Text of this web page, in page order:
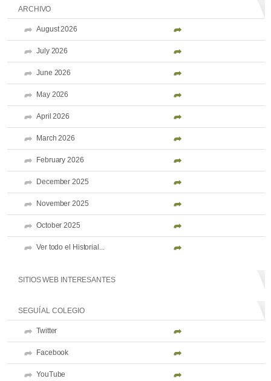
ARCHIVO
August 2026
July 2026
June 2026
May 2026
April 2026
March 2026
February 2026
December 2025
November 2025
October 2025
Ver todo el Historial...
SITIOS WEB INTERESANTES
SEGUÍ AL COLEGIO
Twitter
Facebook
YouTube